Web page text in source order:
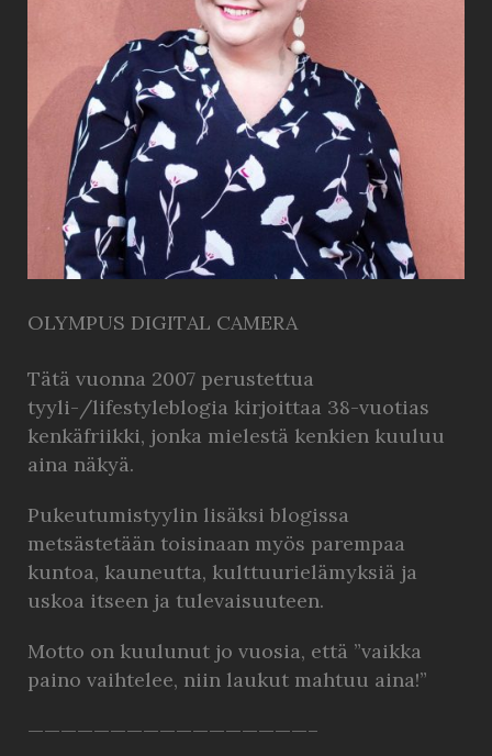
OLYMPUS DIGITAL CAMERA
Tätä vuonna 2007 perustettua
tyyli-/lifestyleblogia kirjoittaa 38-vuotias
kenkäfriikki, jonka mielestä kenkien kuuluu
aina näkyä.
Pukeutumistyylin lisäksi blogissa
metsästetään toisinaan myös parempaa
kuntoa, kauneutta, kulttuurielämyksiä ja
uskoa itseen ja tulevaisuuteen.
Motto on kuulunut jo vuosia, että ”vaikka
paino vaihtelee, niin laukut mahtuu aina!”
—————————————————–